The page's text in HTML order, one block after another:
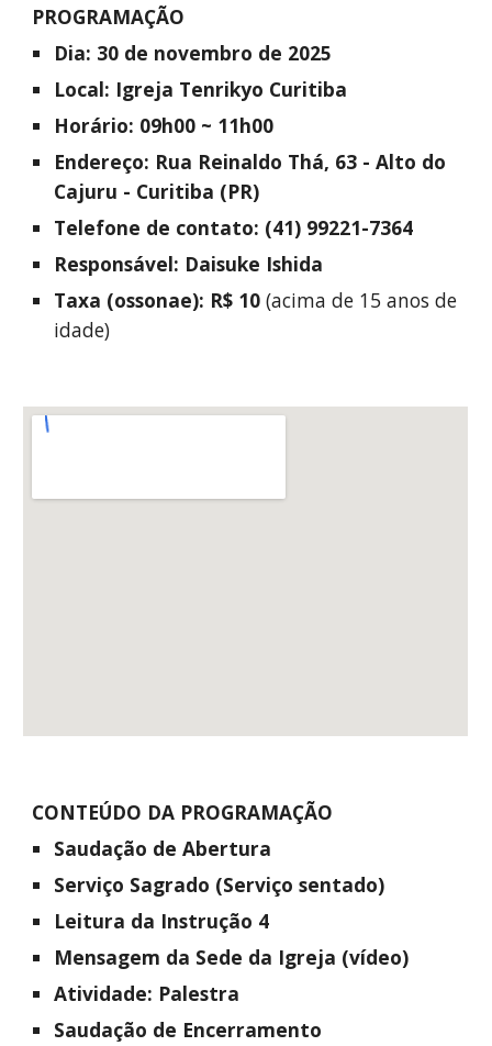
PROGRAMAÇÃO
Dia: 30 de novembro de 2025
Local: Igreja Tenrikyo Curitiba
Horário: 09h00 ~ 11h00
Endereço: Rua Reinaldo Thá, 63 - Alto do
Cajuru - Curitiba (PR)
Telefone de contato: (41) 99221-7364
Responsável: Daisuke Ishida
Taxa (ossonae): R$ 10(acima de 15 anos de
idade)
CONTEÚDO DA PROGRAMAÇÃO
Saudação de Abertura
Serviço Sagrado (Serviço sentado)
Leitura da Instrução 4
Mensagem da Sede da Igreja (vídeo)
Atividade: Palestra
Saudação de Encerramento